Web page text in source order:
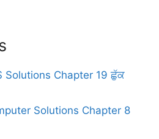
Solutions Chapter 19 ਛੁੱਕ
Solutions Chapter 8